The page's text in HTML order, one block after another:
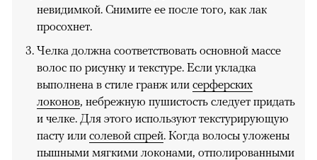
невидимкой. Снимите ее после того, как лак
просохнет.
Челка должна соответствовать основной массе
волос по рисунку и текстуре. Если укладка
выполнена в стиле гранж или серферских
локонов, небрежную пушистость следует придать
и челке. Для этого используют текстурирующую
пасту или солевой спрей. Когда волосы уложены
пышными мягкими локонами, отполированными